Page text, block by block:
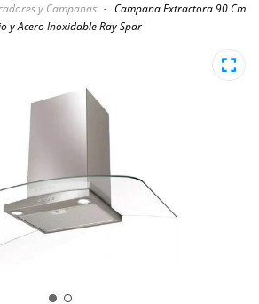
y Campanas - Campana Extractora 90 Cm
y Acero Inoxidable Ray Spar